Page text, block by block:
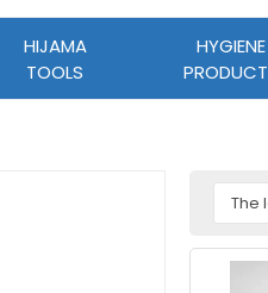
HIJAMA
TOOLS
HYGIENE